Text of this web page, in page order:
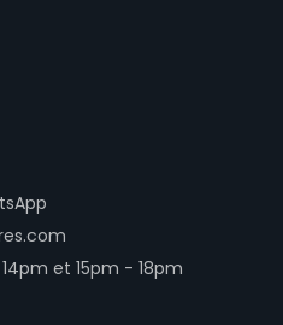
et 15pm - 18pm